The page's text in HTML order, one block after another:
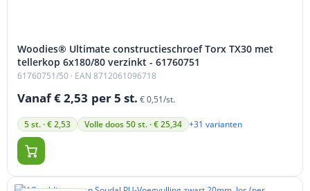
Woodies® Ultimate constructieschroef Torx TX30 met
tellerkop 6x180/80 verzinkt - 61760751
61760751/50 · EAN 8712061096718
Vanaf € 2,53 per 5 st. € 0,51/st.
5 st. · € 2,53 Volle doos 50 st. · € 25,34 +31 varianten